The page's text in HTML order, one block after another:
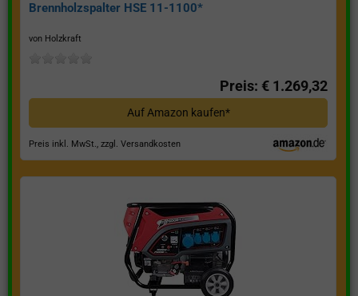
Brennholzspalter HSE 11-1100*
von Holzkraft
Preis: € 1.269,32
Auf Amazon kaufen*
Preis inkl. MwSt., zzgl. Versandkosten